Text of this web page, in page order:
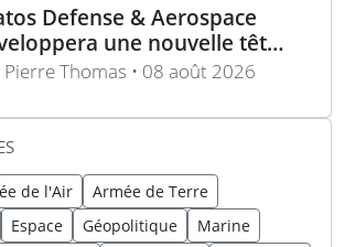
Defense & Aerospace
une nouvelle tête
pour les missiles
148 Javelin
Thomas • 08 août 2026
de l'Air
Armée de Terre
Espace Géopolitique
Marine